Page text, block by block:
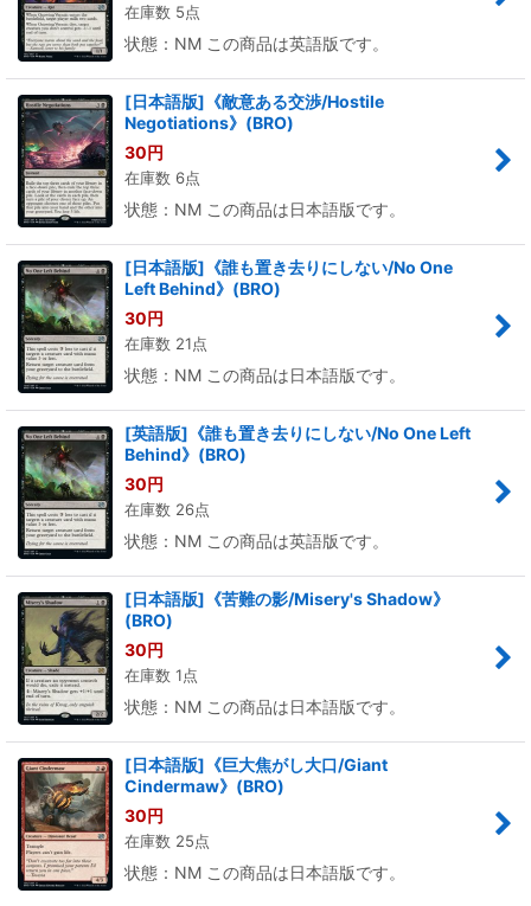
在庫数 5点
状態：NM この商品は英語版です。
[日本語版]《敵意ある交渉/Hostile
Negotiations》(BRO)
30円
在庫数 6点
状態：NM この商品は日本語版です。
[日本語版]《誰も置き去りにしない/No One
Left Behind》(BRO)
30円
在庫数 21点
状態：NM この商品は日本語版です。
[英語版]《誰も置き去りにしない/No One Left
Behind》(BRO)
30円
在庫数 26点
状態：NM この商品は英語版です。
[日本語版]《苦難の影/Misery's Shadow》
(BRO)
30円
在庫数 1点
状態：NM この商品は日本語版です。
[日本語版]《巨大焦がし大口/Giant
Cindermaw》(BRO)
30円
在庫数 25点
状態：NM この商品は日本語版です。